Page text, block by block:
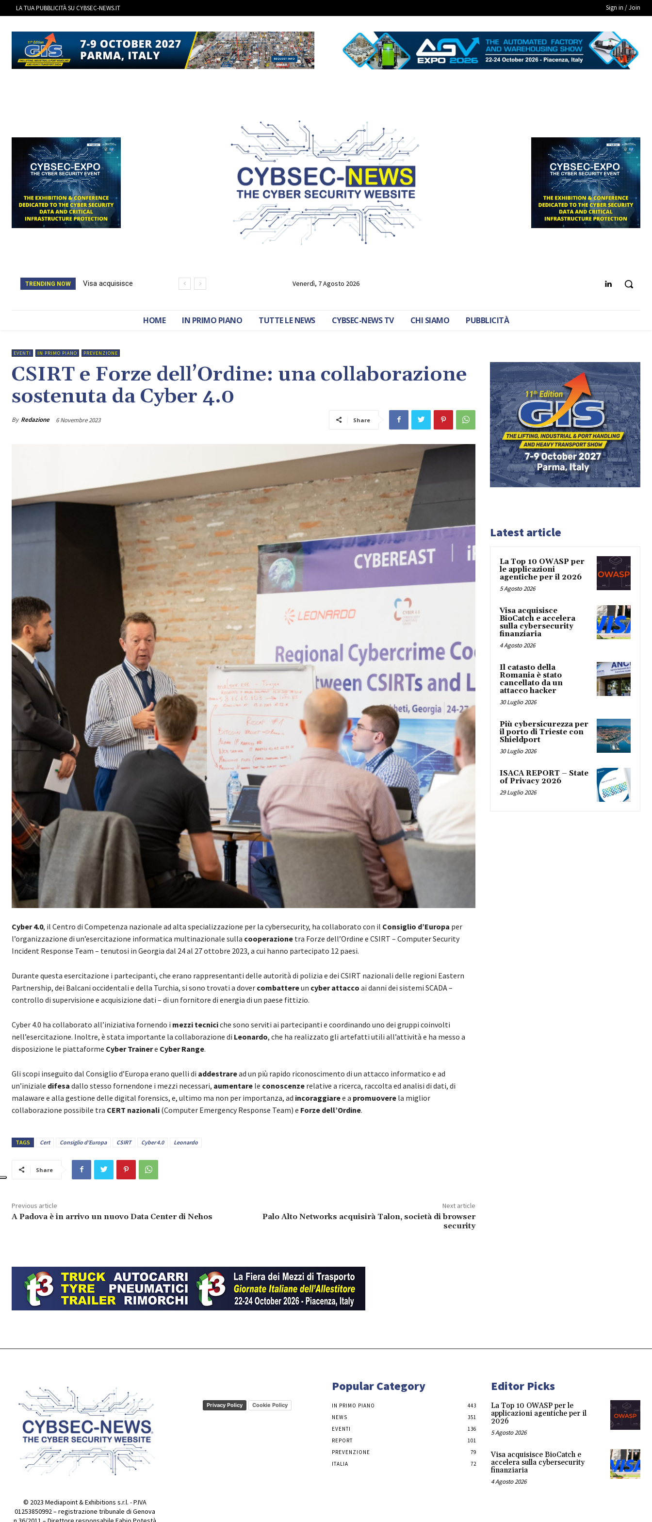
LA TUA PUBBLICITÀ SU CYBSEC-NEWS.IT Sign in / Join
TRENDING NOW
Visa acquisisce
Il catasto della
Venerdì, 7 Agosto 2026
HOME IN PRIMO PIANO TUTTE LE NEWS CYBSEC-NEWS TV CHI SIAMO PUBBLICITÀ
EVENTI IN PRIMO PIANO PREVENZIONE
CSIRT e Forze dell’Ordine: una collaborazione
sostenuta da Cyber 4.0
By Redazione 6 Novembre 2023 Share
Cyber 4.0, il Centro di Competenza nazionale ad alta specializzazione per la cybersecurity, ha collaborato con il Consiglio d’Europa per
l’organizzazione di un’esercitazione informatica multinazionale sulla cooperazione tra Forze dell’Ordine e CSIRT – Computer Security
Incident Response Team – tenutosi in Georgia dal 24 al 27 ottobre 2023, a cui hanno partecipato 12 paesi.
Durante questa esercitazione i partecipanti, che erano rappresentanti delle autorità di polizia e dei CSIRT nazionali delle regioni Eastern
Partnership, dei Balcani occidentali e della Turchia, si sono trovati a dover combattereun cyber attacco ai danni dei sistemi SCADA –
controllo di supervisione e acquisizione dati – di un fornitore di energia di un paese fittizio.
Cyber 4.0 ha collaborato all’iniziativa fornendo i mezzi tecniciche sono serviti ai partecipanti e coordinando uno dei gruppi coinvolti
nell’esercitazione. Inoltre, è stata importante la collaborazione di Leonardo, che ha realizzato gli artefatti utili all’attività e ha messo a
disposizione le piattaforme Cyber Trainere Cyber Range.
Gli scopi inseguito dal Consiglio d’Europa erano quelli di addestraread un più rapido riconoscimento di un attacco informatico e ad
un’iniziale difesa dallo stesso fornendone i mezzi necessari, aumentare le conoscenze relative a ricerca, raccolta ed analisi di dati, di
malaware e alla gestione delle digital forensics, e, ultimo ma non per importanza, ad incoraggiaree a promuovere la miglior
collaborazione possibile tra CERT nazionali (Computer Emergency Response Team) e Forze dell’Ordine.
TAGS Cert Consiglio d'Europa CSIRT Cyber 4.0 Leonardo
Share
Previous article
A Padova è in arrivo un nuovo Data Center di Nehos
Next article
Palo Alto Networks acquisirà Talon, società di browser
security
Latest article
La Top 10 OWASP per
le applicazioni
agentiche per il 2026
5 Agosto 2026
Visa acquisisce
BioCatch e accelera
sulla cybersecurity
finanziaria
4 Agosto 2026
Il catasto della
Romania è stato
cancellato da un
attacco hacker
30 Luglio 2026
Più cybersicurezza per
il porto di Trieste con
Shieldport
30 Luglio 2026
ISACA REPORT – State
of Privacy 2026
29 Luglio 2026
© 2023 Mediapoint & Exhibitions s.r.l. - P.IVA
01253850992 – registrazione tribunale di Genova
Privacy Policy Cookie Policy
Popular Category
IN PRIMO PIANO
443
NEWS
351
EVENTI
136
REPORT
101
PREVENZIONE
79
ITALIA
72
Editor Picks
La Top 10 OWASP per le
applicazioni agentiche per il
2026
5 Agosto 2026
Visa acquisisce BioCatch e
accelera sulla cybersecurity
finanziaria
4 Agosto 2026